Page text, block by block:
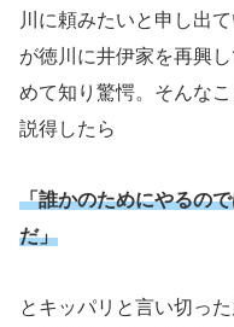
川に頼みたいと申し出
が徳川に井伊家を再興
めて知り驚愕。そんな
説得したら
「誰かのためにやるの
だ」
とキッパリと言い切っ